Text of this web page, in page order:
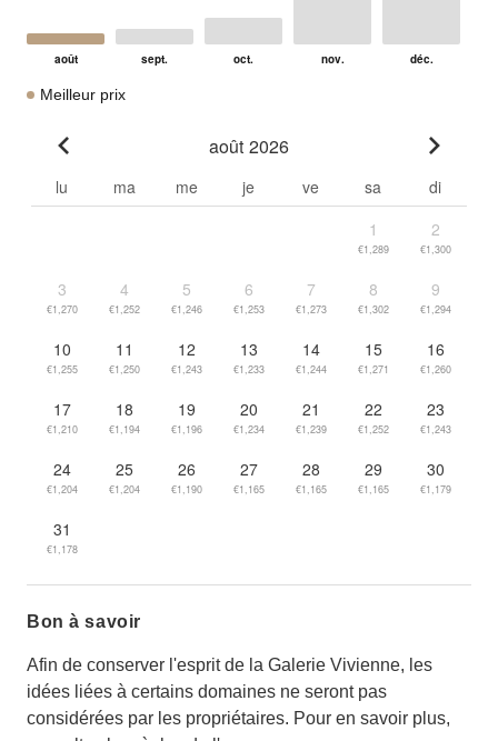
Meilleur prix
août 2026
lu ma me je ve sa
di
1
€1,289
2
€1,300
3
€1,270
4
€1,252
5
€1,246
6
€1,253
7
€1,273
8
€1,302
9
€1,294
10
€1,255
11
€1,250
12
€1,243
13
€1,233
14
€1,244
15
€1,271
16
€1,260
17
€1,210
18
€1,194
19
€1,196
20
€1,234
21
€1,239
22
€1,252
23
€1,243
24
€1,204
25
€1,204
26
€1,190
27
€1,165
28
€1,165
29
€1,165
30
€1,179
31
€1,178
Bon à savoir
Afin de conserver l'esprit de la Galerie Vivienne, les
idées liées à certains domaines ne seront pas
considérées par les propriétaires. Pour en savoir plus,